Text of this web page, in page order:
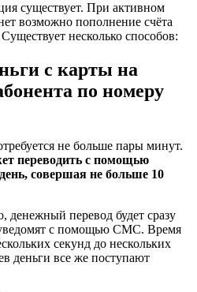
существует. При активном
возможно пополнение счёта
несколько способов:
с карты на
по номеру
не больше пары минут.
переводить с помощью
совершая не больше 10
денежный перевод будет сразу
уведомят с помощью СМС. Время
секунд до нескольких
деньги все же поступают